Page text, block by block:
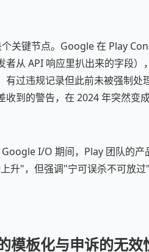
关键节点。Google 在 Play
者从 API 响应里扒出来的字段
有过违规记录但此前未被强制
收到的警告，在 2024 年突然变
I/O 期间，Play 团队的
升"，但强调"宁可误杀不可放
模板化与申诉的无效